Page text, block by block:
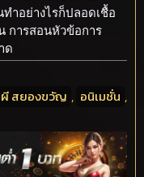
ำอย่างไรก็ปลอดเชื้อ
การสอนหัวข้อการ
ด
ผี สยองขวัญ , อนิเมชั่น ,